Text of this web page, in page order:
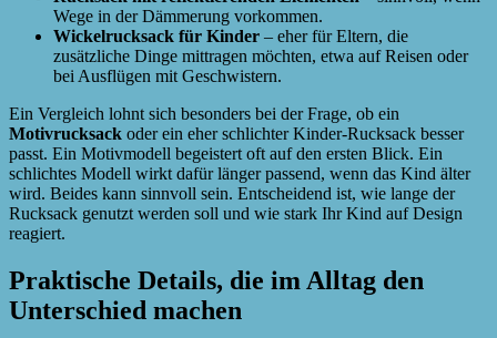
Wege in der Dämmerung vorkommen.
Wickelrucksack für Kinder – eher für Eltern, die
zusätzliche Dinge mittragen möchten, etwa auf Reisen oder
bei Ausflügen mit Geschwistern.
Ein Vergleich lohnt sich besonders bei der Frage, ob ein
Motivrucksack oder ein eher schlichter Kinder-Rucksack besser
passt. Ein Motivmodell begeistert oft auf den ersten Blick. Ein
schlichtes Modell wirkt dafür länger passend, wenn das Kind älter
wird. Beides kann sinnvoll sein. Entscheidend ist, wie lange der
Rucksack genutzt werden soll und wie stark Ihr Kind auf Design
reagiert.
Praktische Details, die im Alltag den
Unterschied machen